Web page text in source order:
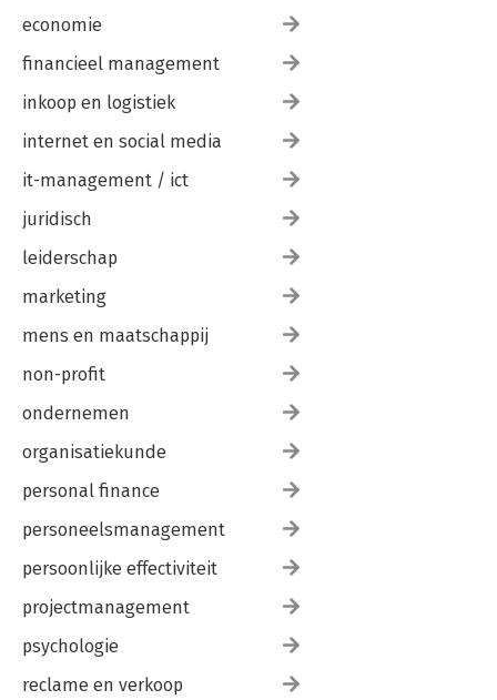
economie
financieel management
inkoop en logistiek
internet en social media
it-management / ict
juridisch
leiderschap
marketing
mens en maatschappij
non-profit
ondernemen
organisatiekunde
personal finance
personeelsmanagement
persoonlijke effectiviteit
projectmanagement
psychologie
reclame en verkoop